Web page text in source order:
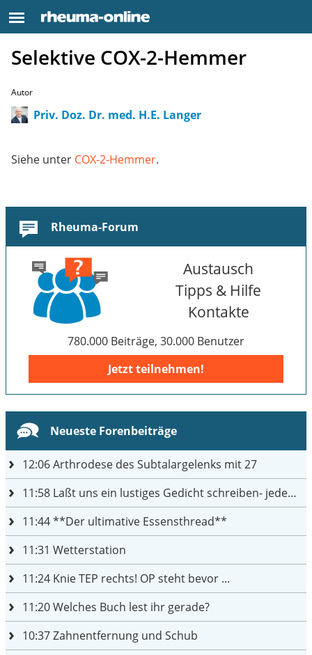
Selektive COX-2-Hemmer
Autor
Priv. Doz. Dr. med. H.E. Langer
Siehe unter COX-2-Hemmer.
Rheuma-Forum
Austausch
Tipps & Hilfe
Kontakte
780.000 Beiträge, 30.000 Benutzer
Jetzt teilnehmen!
Neueste Forenbeiträge
12:06Arthrodese des Subtalargelenks mit 27
11:58 Laßt uns ein lustiges Gedicht schreiben- jeder einen Satz
11:44**Der ultimative Essensthread**
11:31 Wetterstation
11:24 Knie TEP rechts! OP steht bevor ...
11:20Welches Buch lest ihr gerade?
10:37Zahnentfernung und Schub